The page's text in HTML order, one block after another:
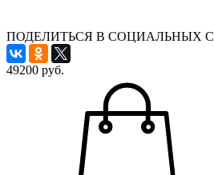
ПОДЕЛИТЬСЯ В СОЦИАЛЬНЫХ
49200 руб.